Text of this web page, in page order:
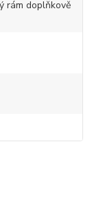
rám doplňkově